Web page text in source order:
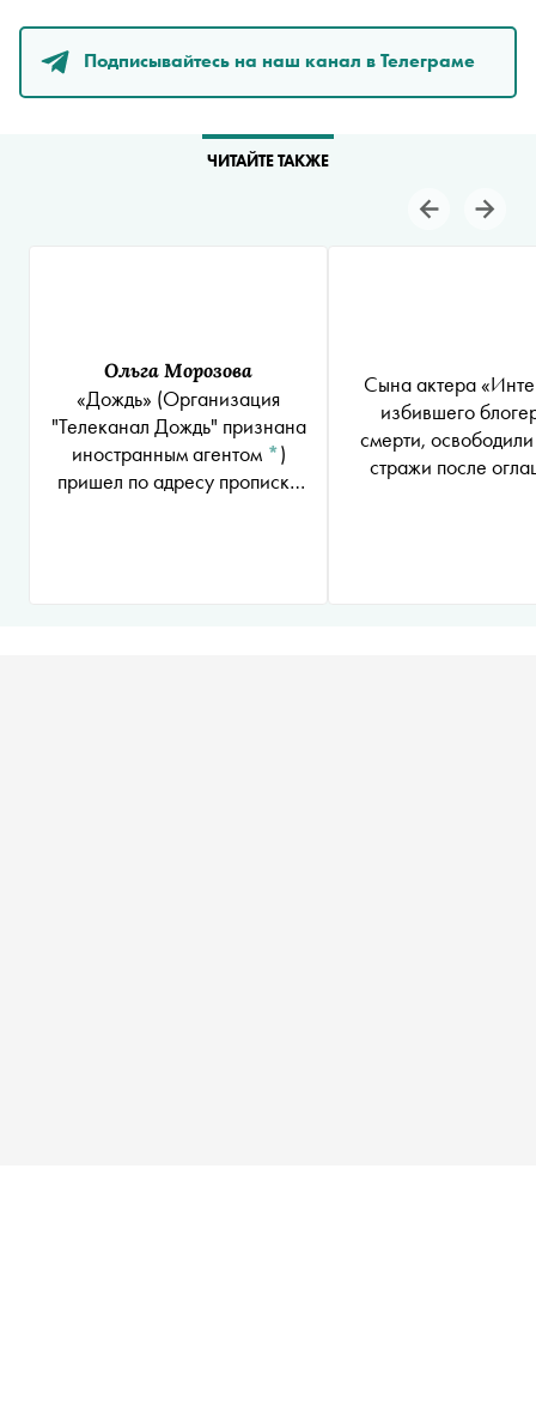
Подписывайтесь на наш канал в Телеграме
ЧИТАЙТЕ ТАКЖЕ
Ольга Морозова
«Дождь» (Организация
"Телеканал Дождь" признана
иностранным агентом *)
пришел по адресу прописки
Сына актера
избившего
смерти,
стражи после